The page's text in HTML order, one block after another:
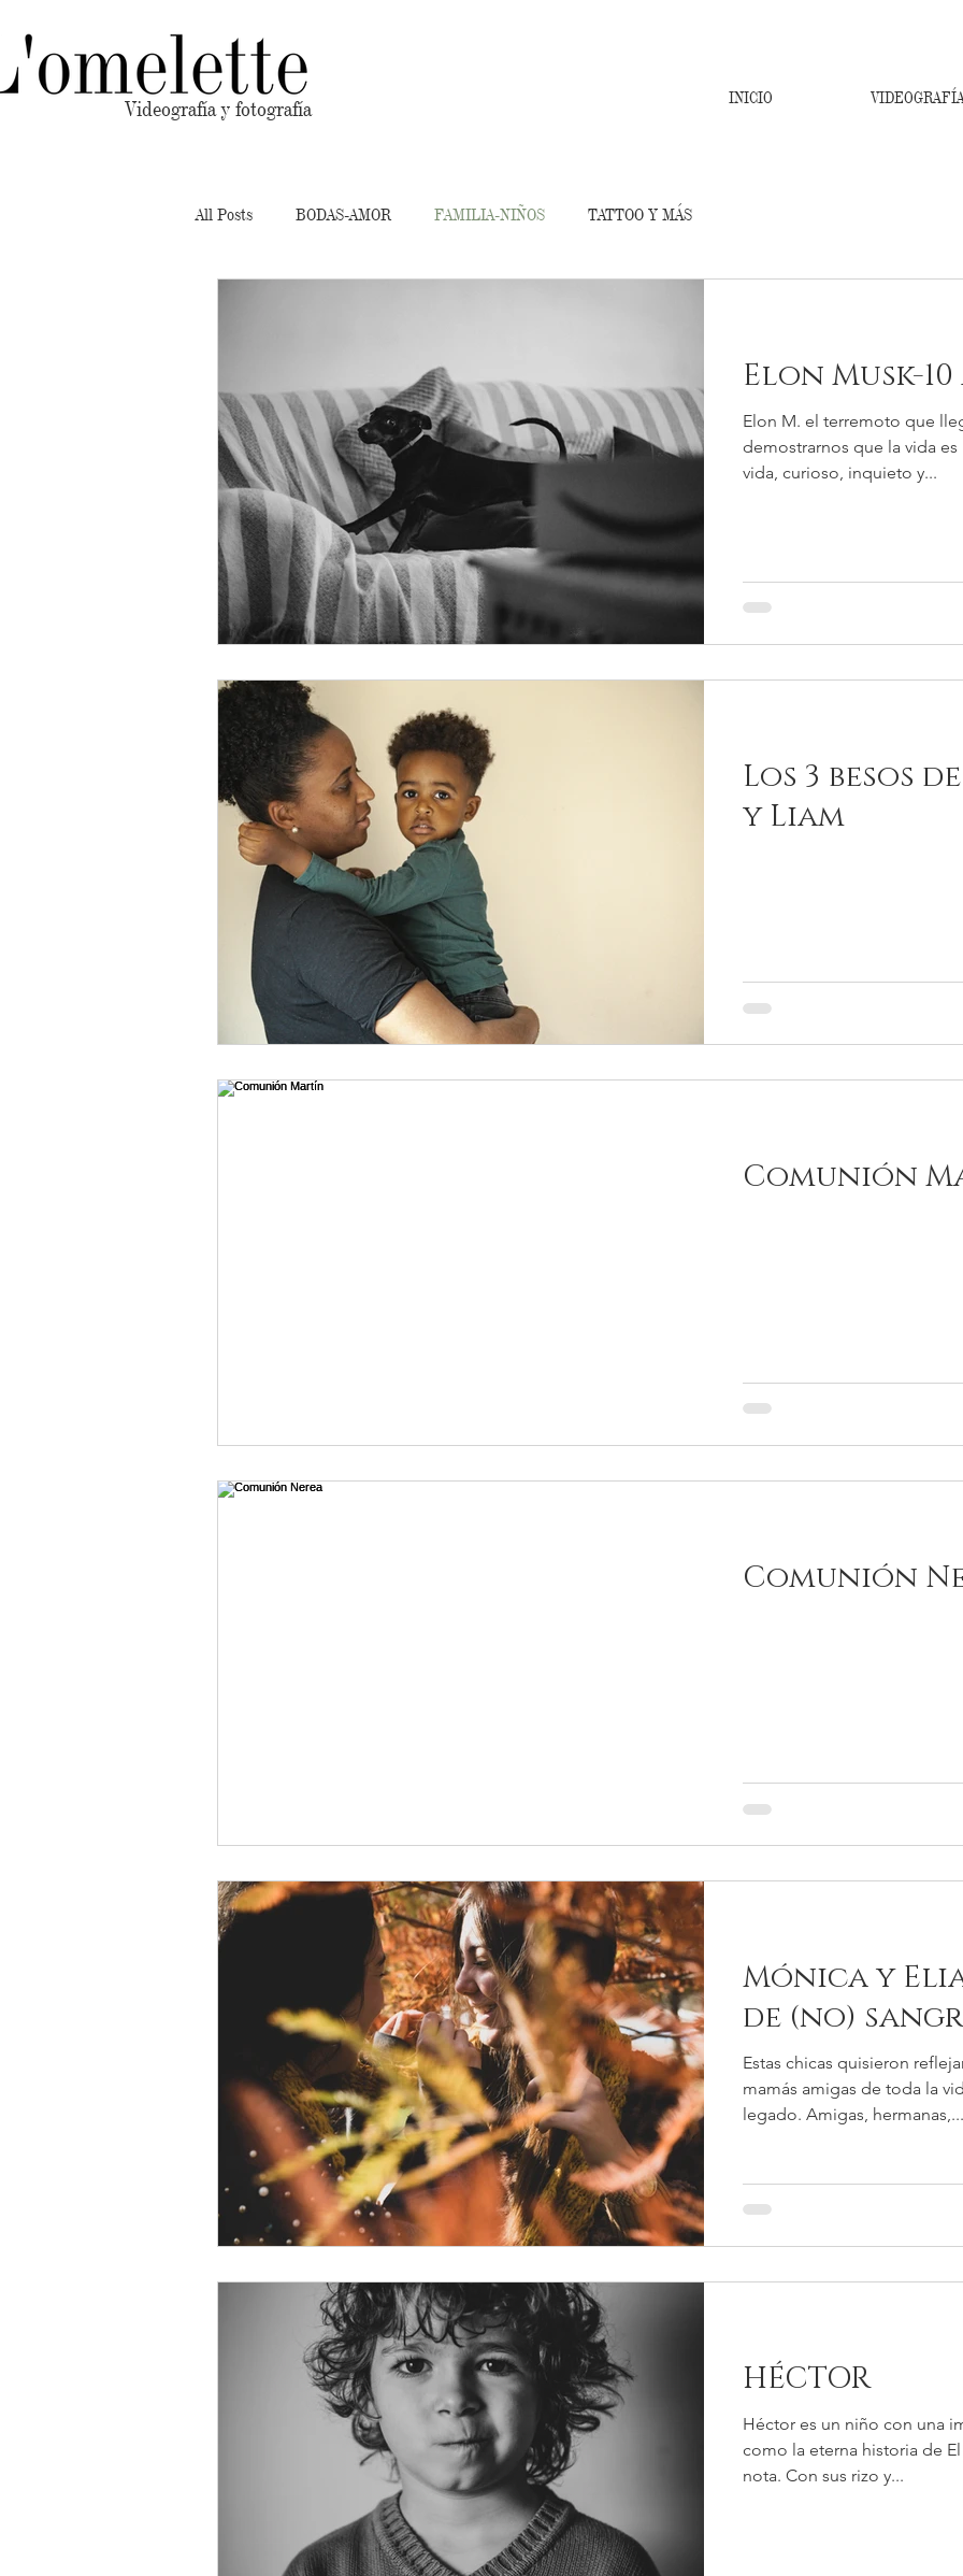
Videografía y fotografía INICIO
All Posts BODAS-AMOR FAMILIA-NIÑOS TATTOO Y MÁS
Elon Musk-10
Elon M. el terremoto que
demostrarnos que la vida es
vida, curioso, inquieto y...
Los 3 besos
y Liam
Comunión
Comunión
Mónica y
de (no)
Estas chicas quisieron
mamás amigas de toda la
legado. Amigas, hermanas,...
HÉCTOR
Héctor es un niño con una
como la eterna historia de
nota. Con sus rizo y...